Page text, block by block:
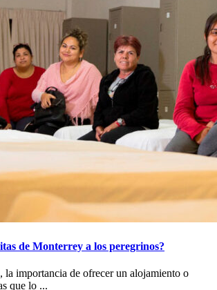
de Monterrey a los peregrinos?
la importancia de ofrecer un alojamiento o
que lo ...